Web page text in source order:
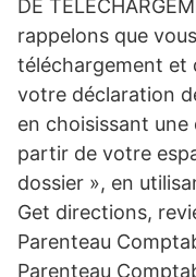
DE
rappelons que
téléchargement et
votre déclaration
en choisissant
partir de votre
dossier », en
Get directions,
Parenteau
Parenteau